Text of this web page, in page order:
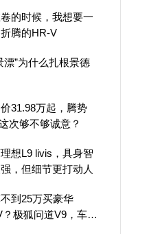
SUV安全智驾标
的时候，我想要一
腾的HR-V
漂”为什么扎根景德
31.98万起，腾势
次够不够诚意？
想L9 livis，具身智
，但细节更打动人
到25万买豪华
？极狐问道V9，车长